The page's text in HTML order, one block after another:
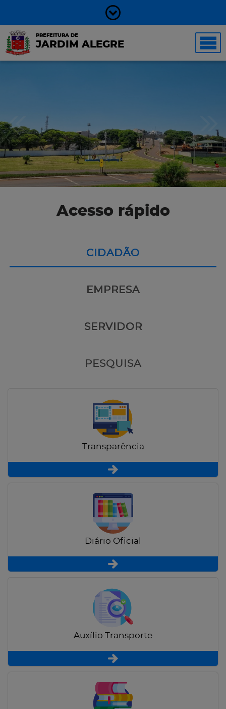
PREFEITURA DE
JARDIM ALEGRE
Acesso rápido
CIDADÃO
EMPRESA
SERVIDOR
PESQUISA
Transparência
Diário Oficial
Auxílio Transporte